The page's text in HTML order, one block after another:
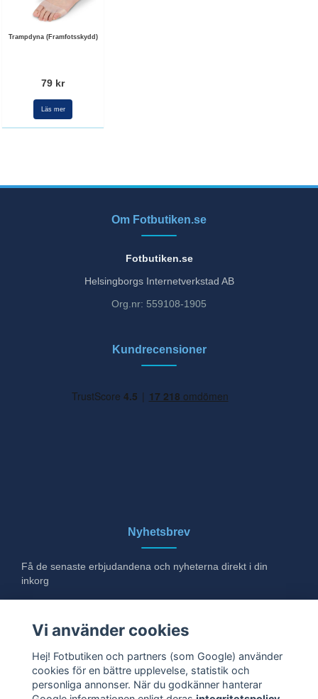
Trampdyna (Framfotsskydd)
79 kr
Läs mer
Om Fotbutiken.se
Fotbutiken.se
Helsingborgs Internetverkstad AB
Org.nr: 559108-1905
Kundrecensioner
Nyhetsbrev
Få de senaste erbjudandena och nyheterna direkt i din
inkorg
Ja tack!
Vi använder cookies
Hej! Fotbutiken och partners (som Google) använder
cookies för en bättre upplevelse, statistik och
personliga annonser. När du godkänner hanterar